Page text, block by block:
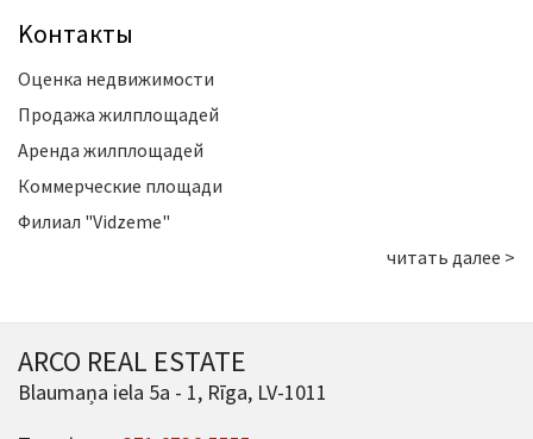
Kонтакты
Оценка недвижимости
Продажа жилплощадей
Аренда жилплощадей
Коммерческие площади
Филиал "Vidzeme"
читать далее >
ARCO REAL ESTATE
Blaumaņa iela 5a - 1, Rīga, LV-1011